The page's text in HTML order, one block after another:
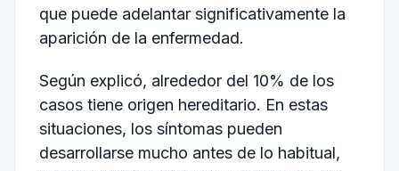
que puede adelantar significativamente la
aparición de la enfermedad.
Según explicó, alrededor del 10% de los
casos tiene origen hereditario. En estas
situaciones, los síntomas pueden
desarrollarse mucho antes de lo habitual,